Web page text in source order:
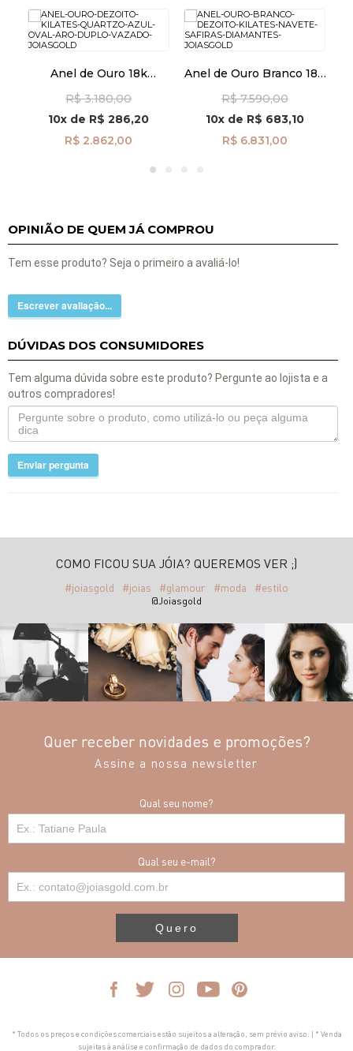
Anel de Ouro 18k
Duplo Vazado an42009
R$ 3.180,00
10x de R$ 286,20
R$ 2.862,00
Anel de Ouro Branco 18k
Diamantes an30847
R$ 7.590,00
10xde R$ 683,10
R$ 6.831,00
OPINIÃO DE QUEM JÁ COMPROU
Tem esse produto? Seja o primeiro a avaliá-lo!
Escrever avaliação...
DÚVIDAS DOS CONSUMIDORES
Tem alguma dúvida sobre este produto? Pergunte ao lojista e a
outros compradores!
Enviar pergunta
COMO FICOU SUA JÓIA? QUEREMOS VER ;)
#joiasgold #joias #glamour #moda #estilo
@Joiasgold
Quer receber novidades e promoções?
Assine a nossa newsletter
Qual seu nome?
Qual seu e-mail?
Quero
* Todos os preços e condições comerciais estão sujeitos a alteração, sem prévio aviso. | * Venda
sujeitas à análise e confirmação de dados do comprador.